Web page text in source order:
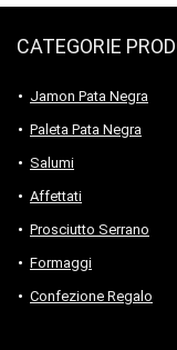
CATEGORIE
Jamon Pata Negra
Paleta Pata Negra
Salumi
Affettati
Prosciutto Serrano
Formaggi
Confezione Regalo